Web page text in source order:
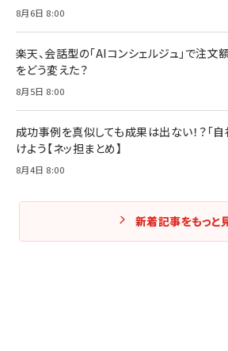
8月6日 8:00
楽天、会話型の「AIコンシェルジュ」で注
をどう変えた？
8月5日 8:00
成功事例を真似しても成果は出ない！？「
けよう【ネッ担まとめ】
8月4日 8:00
新着記事をもっと